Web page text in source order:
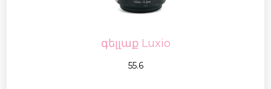
գելլաք Luxio
55.6